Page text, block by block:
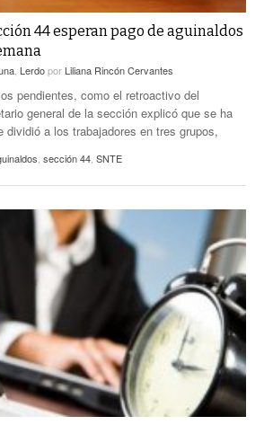
44 esperan pago de aguinaldos
Lerdopor Liliana Rincón Cervantes
pendientes, como el retroactivo del
general de la sección explicó que se ha
dividió a los trabajadores en tres grupos,
sección 44 SNTE